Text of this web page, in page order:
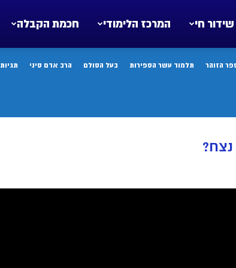
חכמת הקבלה המרכז הלימודי שידור חי
הזוהר תלמוד עשר הספירות בעל הסולם הרב אדם סיני תגיות